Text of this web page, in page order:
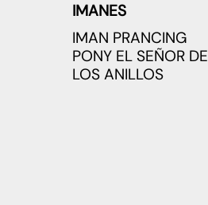
IMANES
IMAN PRANCING
PONY EL SEÑOR DE
LOS ANILLOS